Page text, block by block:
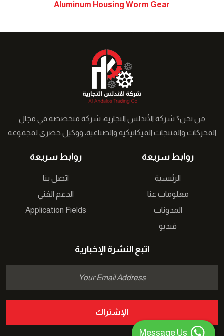
Aluminum Housing Worm Gear
من نحن؟ شركة الأندلس التجارية، شركة متخصصة في مجال
المحركات والمنتجات الميكانيكية والصناعية، ووكيل حصري لمجموعة
مبتكرة لقطاع الصناعة �...روابط سريعة
الرئيسية
معلومات عنا
المدونات
فيديو
روابط سريعة
اتصل بنا
الدعم الفني
Application Fields
اتبع النشرة الإخبارية
الإشتراك
Message Us